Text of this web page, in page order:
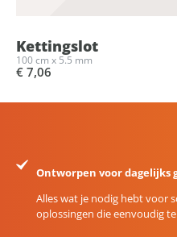
Kettingslot
100 cm x 5.5 mm
€ 7,06
Ontworpen voor dagelijks
Alles wat je nodig hebt voor
oplossingen die eenvoudig